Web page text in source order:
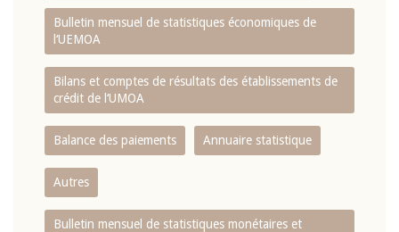
Bulletin mensuel de statistiques économiques de
l‘UEMOA
Bilans et comptes de résultats des établissements de
crédit de l‘UMOA
Balance des paiements Annuaire statistique
Autres
Bulletin mensuel de statistiques monétaires et